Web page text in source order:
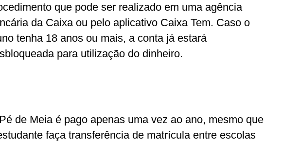
que pode ser realizado em uma agência
da Caixa ou pelo aplicativo Caixa Tem. Caso o
tenha 18 anos ou mais, a conta já estará
para utilização do dinheiro.
de Meia é pago apenas uma vez ao ano, mesmo que
faça transferência de matrícula entre escolas